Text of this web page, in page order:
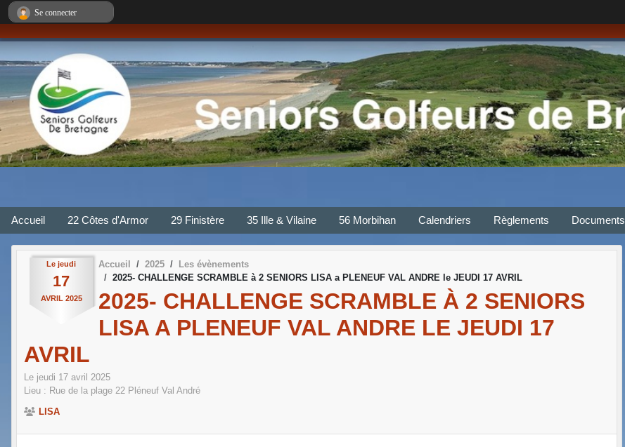
Accueil 22 Côtes d'Armor 29 Finistère 35 Ille & Vilaine 56 Morbihan Calendriers Règlements Documents
Le jeudi
17
AVRIL 2025
Accueil 2025
Les évènements
2025- CHALLENGE SCRAMBLE à 2 SENIORS LISA a PLENEUF VAL ANDRE le JEUDI 17 AVRIL
2025- CHALLENGE SCRAMBLE À 2 SENIORS
LISA A PLENEUF VAL ANDRE LE JEUDI 17
AVRIL
Le jeudi 17 avril 2025
Lieu : Rue de la plage 22 Pléneuf Val André
LISA
Se connecter
Panneau de gestion des cookies